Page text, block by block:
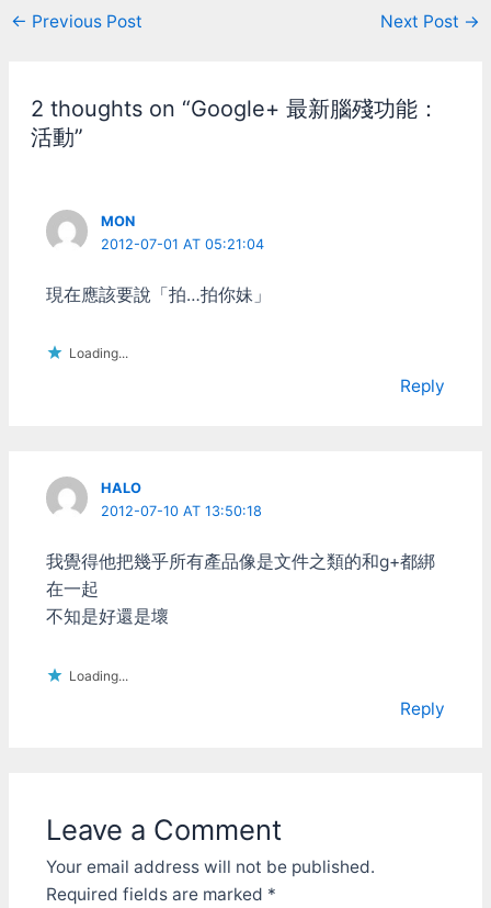
都濾掉了。 所以不用客氣
的 反正就是外面會有個可
以轉下的鏡頭，套筒裏面就
端...除非他掉了。 怎麼找IR
Filter? 看到鏡頭那邊有像鍍
明顯，現在看到的這一片有
可能就是IR Filter， 或頂多
想辦法把他弄出來 羅技這
以拆下來 左上角的是剛才
的塑膠環，和鏡片底下的一
上的那個就是拆下來的鏡片
了 這時候發現一件很糟糕
的事 之前拆另一台
webcam，他是用低檔的塑
就可以把IR Filter取下。 但
鍍膜磨掉。 只要像這樣，
把棉花棒剪成兩段接到電鑽
上 然後塗上研磨劑，再來
把電一開 .....包你噴的滿臉
Post
← Previous Post Next Post →
2 thoughts on “Google+ 最新腦殘功能：
活動”
MON
2012-07-01 AT 05:21:04
現在應該要說「拍…拍你妹」
Loading...
Reply
HALO
2012-07-10 AT 13:50:18
我覺得他把幾乎所有產品像是文件之類的和g+都綁
在一起
不知是好還是壞
Loading...
Reply
Leave a Comment
Your email address will not be published.
Required fields are marked *